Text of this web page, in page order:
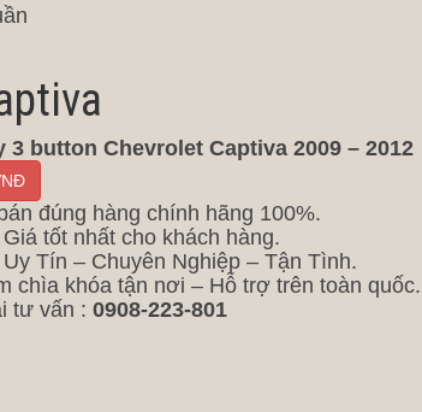
3 button Chevrolet Captiva 2009 – 2012
đúng hàng chính hãng 100%.
tốt nhất cho khách hàng.
Tín – Chuyên Nghiệp – Tận Tình.
chìa khóa tận nơi – Hỗ trợ trên toàn quốc.
tư vấn : 0908-223-801